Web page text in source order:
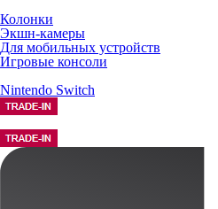
Колонки
Экшн-камеры
Для мобильных устройств
Игровые консоли
Nintendo Switch